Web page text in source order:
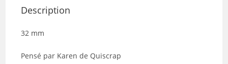
Description
32 mm
Pensé par Karen de Quiscrap